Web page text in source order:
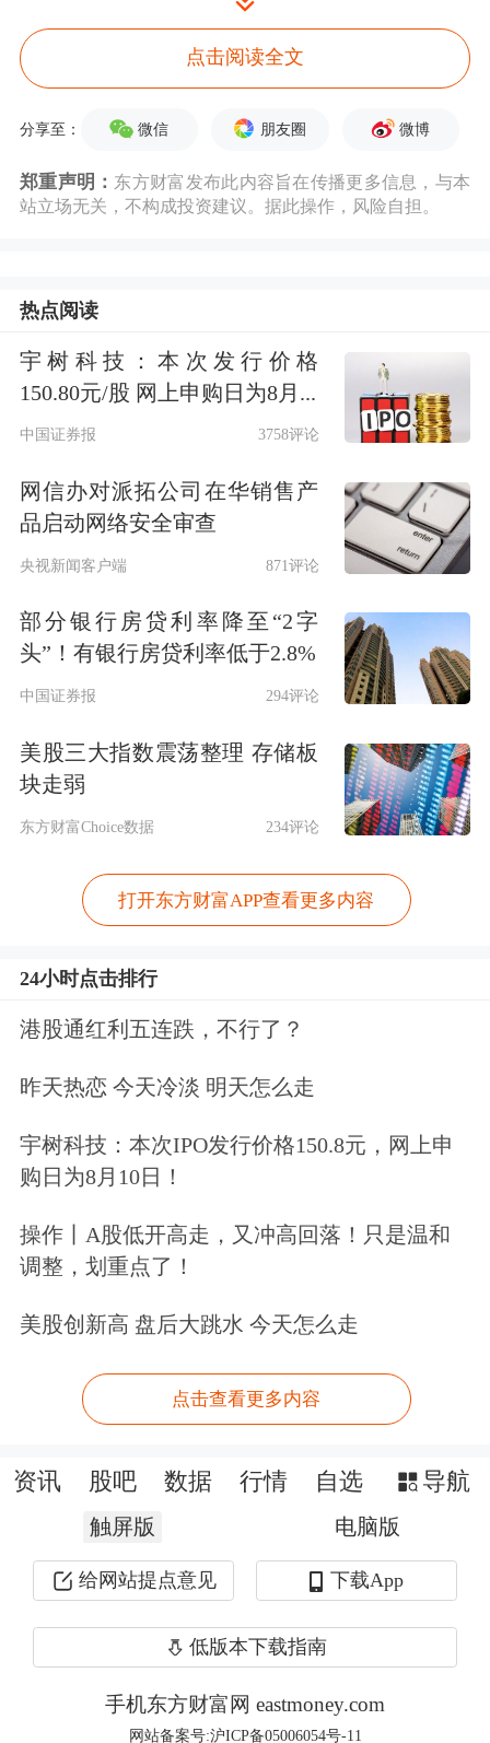
客文章，Grok 4.5专为处理“复杂且持续
时间较长的任务”而设计，包括软件工
不过，与Cursor此前推出的模型相比，
任法律服务、金融服务等更多专业场
景。此外，该模型还增强了
力。
与Cursor的合作，是马斯克推动公司追
赶AI竞争对手、吸引更多企业客户整体
战略的一部分。
（在与SpaceX合并前名为xAI）在代码
进行了大规模人员调整，以重建相关团
队。
如今更名为SpaceXAI的AI部门已于5月
推出首款AI编程代理（coding
agent），与Anthropic的相关产品展开
竞争。
夕，SpaceX获得收购Cursor的权利。
Cursor是史上增长最快的AI初创企业之
一，也是所谓“Vibe Coding”（氛围编
程）浪潮的核心参与者。
此后，两家公司通过共享数据和算力资
源，共同开发新的AI模型。先前就有消
点击阅读全文
分享至： 微信 朋友圈 微博
郑重声明： 东方财富发布此内容旨在传播更多信息，与本
站立场无关，不构成投资建议。据此操作，风险自担。
热点阅读
宇树科技：本次发行价格
150.80元/股 网上申购日为8月...
中国证券报 3758评论
网信办对派拓公司在华销售产
品启动网络安全审查
央视新闻客户端 871评论
部分银行房贷利率降至“2字
头”！有银行房贷利率低于2.8%
中国证券报 294评论
美股三大指数震荡整理 存储板
块走弱
东方财富Choice数据 234评论
打开东方财富APP查看更多内容
24小时点击排行
港股通红利五连跌，不行了？
昨天热恋 今天冷淡 明天怎么走
宇树科技：本次IPO发行价格150.8元，网上申
购日为8月10日！
操作丨A股低开高走，又冲高回落！只是温和
调整，划重点了！
美股创新高 盘后大跳水 今天怎么走
点击查看更多内容
资讯 股吧 数据 行情 自选 导航
触屏版 电脑版
给网站提点意见 下载App
低版本下载指南
手机东方财富网 eastmoney.com
网站备案号:沪ICP备05006054号-11